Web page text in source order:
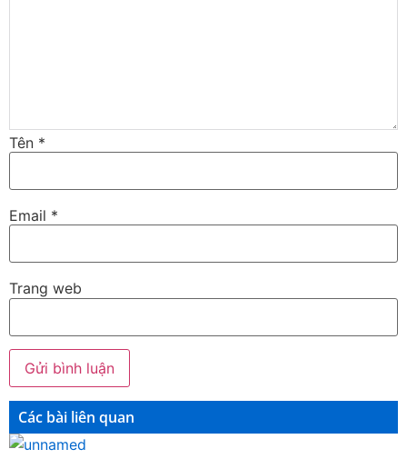
Tên *
Email *
Trang web
Các bài liên quan